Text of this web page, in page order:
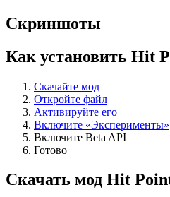
Скриншоты
Как установить Hit
Скачайте мод
Откройте файл
Активируйте его
Включите «Эксперименты»
Включите Beta API
Готово
Скачать мод Hit